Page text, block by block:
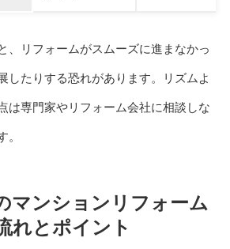
、リフォームがスムーズに進まなかっ
したりする恐れがあります。リズムよ
は専門家やリフォーム会社に相談しな
。
マンションリフォーム
れとポイント